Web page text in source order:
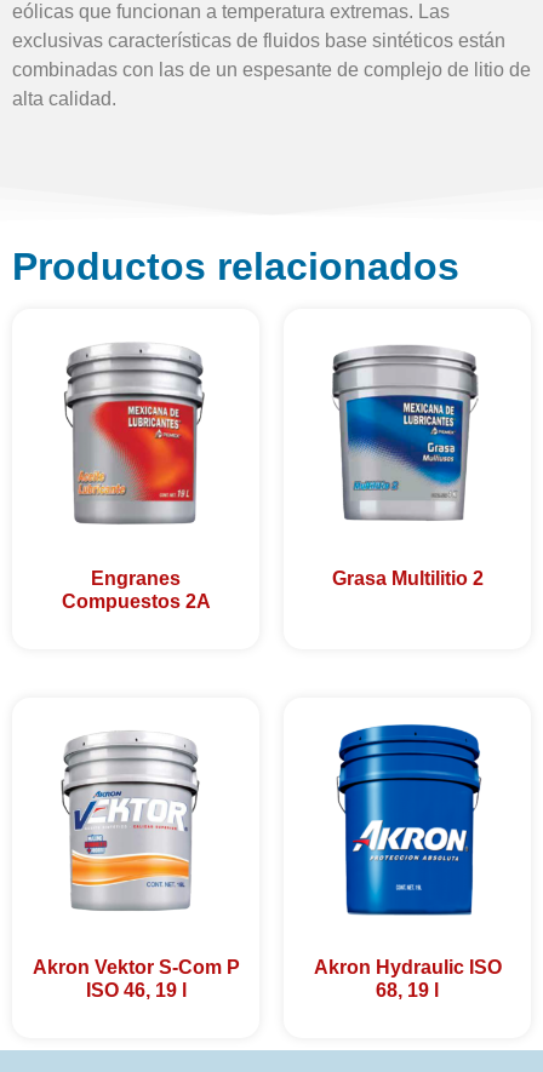
eólicas que funcionan a temperatura extremas. Las
exclusivas características de fluidos base sintéticos están
combinadas con las de un espesante de complejo de litio de
alta calidad.
Productos relacionados
Engranes
Compuestos 2A
Grasa Multilitio 2
Akron Vektor S-Com P
ISO 46, 19 l
Akron Hydraulic ISO
68, 19 l